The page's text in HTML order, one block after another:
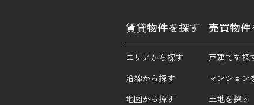
賃貸物件を探す
エリアから探す
沿線から探す
地図から探す
売買物
戸建てを探
マンション
土地を探す